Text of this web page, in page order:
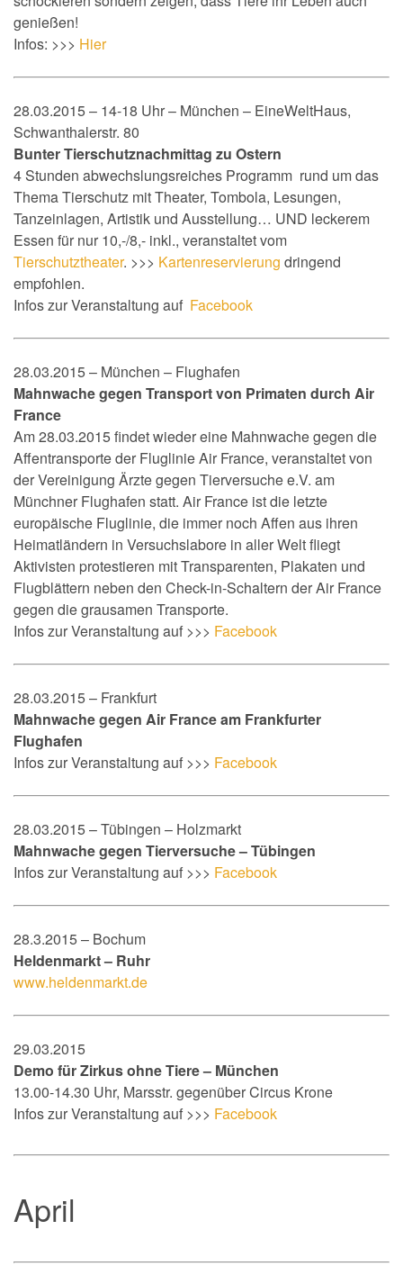
genießen!
Infos: >>> Hier
28.03.2015 – 14-18 Uhr – München – EineWeltHaus,
Schwanthalerstr. 80
Bunter Tierschutznachmittag zu Ostern
4 Stunden abwechslungsreiches Programm rund um das
Thema Tierschutz mit Theater, Tombola, Lesungen,
Tanzeinlagen, Artistik und Ausstellung… UND leckerem
Essen für nur 10,-/8,- inkl., veranstaltet vom
Tierschutztheater. >>> Kartenreservierung dringend
empfohlen.
Infos zur Veranstaltung auf Facebook
28.03.2015 – München – Flughafen
Mahnwache gegen Transport von Primaten durch Air
France
Am 28.03.2015 findet wieder eine Mahnwache gegen die
Affentransporte der Fluglinie Air France, veranstaltet von
der Vereinigung Ärzte gegen Tierversuche e.V. am
Münchner Flughafen statt. Air France ist die letzte
europäische Fluglinie, die immer noch Affen aus ihren
Heimatländern in Versuchslabore in aller Welt fliegt
Aktivisten protestieren mit Transparenten, Plakaten und
Flugblättern neben den Check-in-Schaltern der Air France
gegen die grausamen Transporte.
Infos zur Veranstaltung auf >>> Facebook
28.03.2015 – Frankfurt
Mahnwache gegen Air France am Frankfurter
Flughafen
Infos zur Veranstaltung auf >>> Facebook
28.03.2015 – Tübingen – Holzmarkt
Mahnwache gegen Tierversuche – Tübingen
Infos zur Veranstaltung auf >>> Facebook
28.3.2015 – Bochum
Heldenmarkt – Ruhr
www.heldenmarkt.de
29.03.2015
Demo für Zirkus ohne Tiere – München
13.00-14.30 Uhr, Marsstr. gegenüber Circus Krone
Infos zur Veranstaltung auf >>> Facebook
April